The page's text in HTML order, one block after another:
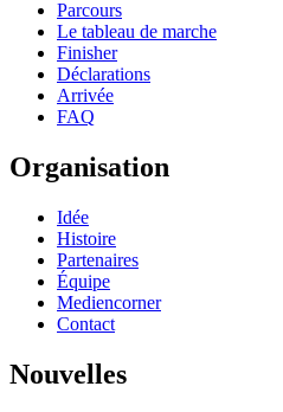
Parcours
Le tableau de marche
Finisher
Déclarations
Arrivée
FAQ
Organisation
Idée
Histoire
Partenaires
Équipe
Mediencorner
Contact
Nouvelles